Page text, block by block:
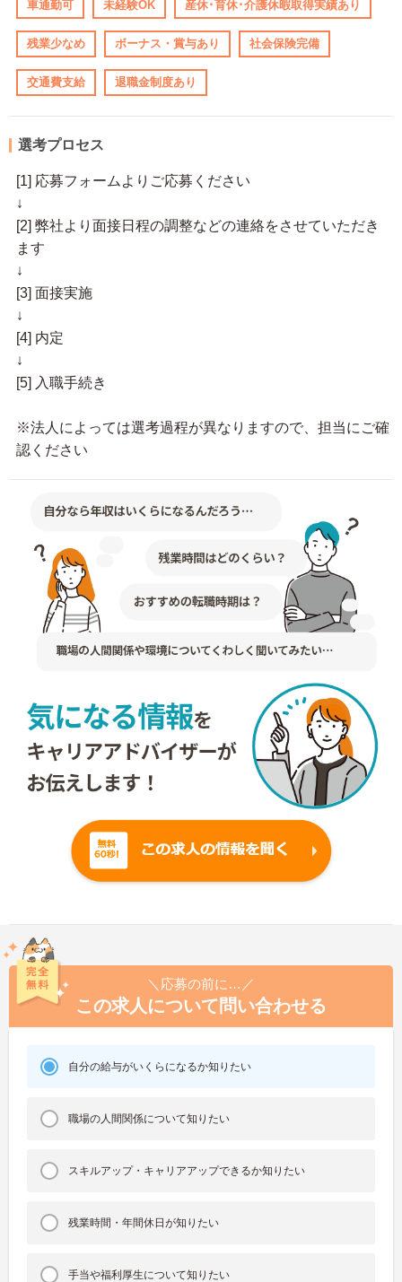
車通勤可 未経験OK 産休･育休･介護休暇取得実績あり
残業少なめ ボーナス・賞与あり 社会保険完備
交通費支給 退職金制度あり
選考プロセス
[1] 応募フォームよりご応募ください
↓
[2] 弊社より面接日程の調整などの連絡をさせていただき
ます
↓
[3] 面接実施
↓
[4] 内定
↓
[5] 入職手続き
※法人によっては選考過程が異なりますので、担当にご確
認ください
＼応募の前に…／
この求人について問い合わせる
自分の給与がいくらになるか知りたい
職場の人間関係について知りたい
スキルアップ・キャリアアップできるか知りたい
残業時間・年間休日が知りたい
手当や福利厚生について知りたい